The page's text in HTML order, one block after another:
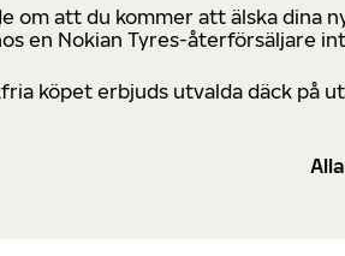
om att du kommer att älska dina
en Nokian Tyres-återförsäljare
köpet erbjuds utvalda däck på